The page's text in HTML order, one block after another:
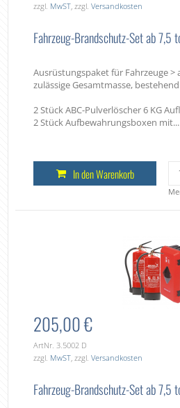
zzgl. MwST, zzgl.Versandkosten
Fahrzeug-Brandschutz-Set ab 7,5
Ausrüstungspaket für Fahrzeuge >
zulässige Gesamtmasse,
2 Stück ABC-Pulverlöscher 6 KG
2 Stück Aufbewahrungsboxen mit...
In den Warenkorb
205,00 €
ArtNr. 3.5002 D
zzgl. MwST, zzgl.Versandkosten
Fahrzeug-Brandschutz-Set ab 7,5